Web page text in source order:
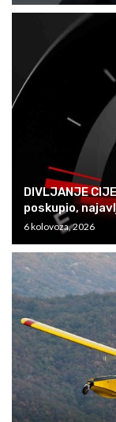
DIVLJANJE
poskupio,
6 kolovoza, 2026